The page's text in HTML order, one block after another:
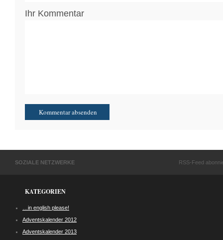
Ihr Kommentar
SOZIALE NETZWERKE RSS-Feed
KATEGORIEN
…in english please!
Adventskalender 2012
Adventskalender 2013